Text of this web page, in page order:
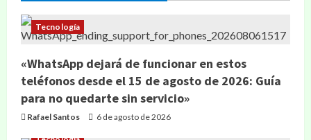
Tecnología
«WhatsApp dejará de funcionar en estos
teléfonos desde el 15 de agosto de 2026: Guía
para no quedarte sin servicio»
Rafael Santos 6 de agosto de 2026